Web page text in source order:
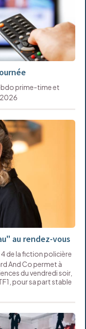
prime-time et
2026
au rendez-vous
de la fiction policière
And Co permet à
du vendredi soir,
pour sa part stable